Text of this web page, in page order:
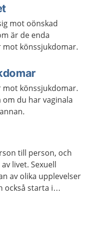
mot oönskad
är de enda
mot könssjukdomar.
könssjukdomar.
du har vaginala
till person, och
livet. Sexuell
av olika upplevelser
också starta i